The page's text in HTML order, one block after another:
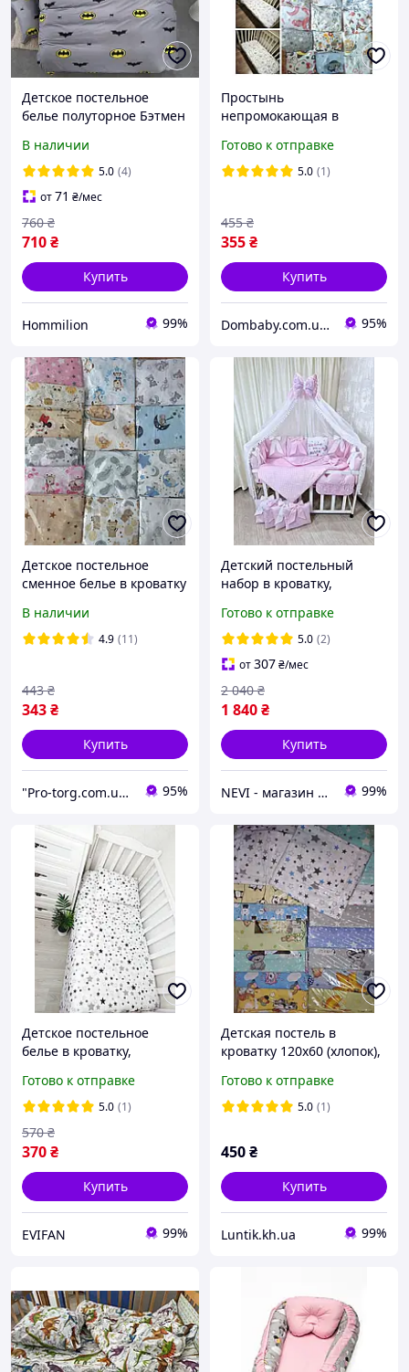
Детское постельное
белье полуторное Бэтмен
50*70 Бязь Голд
В наличии
5.0 (4)
от71 ₴/мес
710₴
760 ₴
Купить
Hommilion 99%
Простынь
непромокающая в
см, непромокаемый
наматрасник на резинке
Готово к отправке
5.0 (1)
355₴
455 ₴
Купить
Dombaby.com.ua - интернет магазин детских товаров 95%
Детское постельное
сменное белье в кроватку
предметов
В наличии
4.9 (11)
343₴
443 ₴
Купить
"Pro-torg.com.ua" - интернет-магазин детских товаров и игрушек 95%
Детский постельный
набор в кроватку,
постельный набор для
новорожденных
Готово к отправке
5.0 (2)
от307₴/мес
1 840₴
2 040 ₴
Купить
NEVI - магазин детских товаров 99%
Детское постельное
белье в кроватку,
в кроватку
Готово к отправке
5.0 (1)
370₴
570 ₴
Купить
EVIFAN 99%
Детская постель в
кроватку 120х60 (хлопок),
предмета
Готово к отправке
5.0 (1)
450₴
Купить
Luntik.kh.ua 99%